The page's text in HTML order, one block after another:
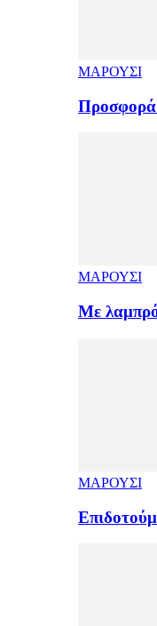
ΜΑΡΟΥΣΙ
Προσφορά
ΜΑΡΟΥΣΙ
Με
ΜΑΡΟΥΣΙ